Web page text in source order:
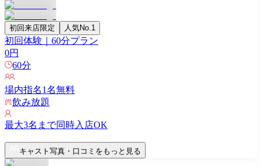
初回来店限定 人気No.1
初回体験｜60分プラン
0円
60分
場内指名1名無料
飲み放題
最大3名まで同時入店OK
キャスト写真・口コミをもっと見る